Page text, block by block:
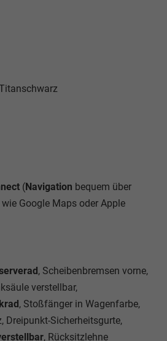
(Navigation bequem über
Google Maps oder Apple
, Scheibenbremsen vorne,
verstellbar,
, Stoßfänger in Wagenfarbe,
Dreipunkt-Sicherheitsgurte,
, Rücksitzlehne